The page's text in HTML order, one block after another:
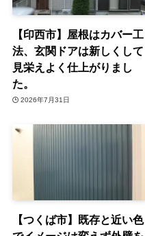
【印西市】屋根はカバー工
法、玄関ドアは新しくして
見栄えよく仕上がりまし
た。
2026年7月31日
【つくば市】既存と近い色